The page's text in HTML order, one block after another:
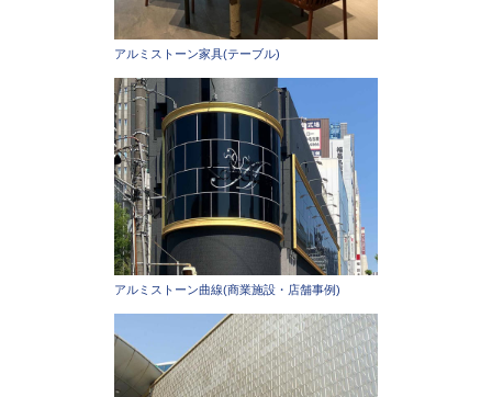
アルミストーン家具(テーブル)
アルミストーン曲線(商業施設・店舗事例)